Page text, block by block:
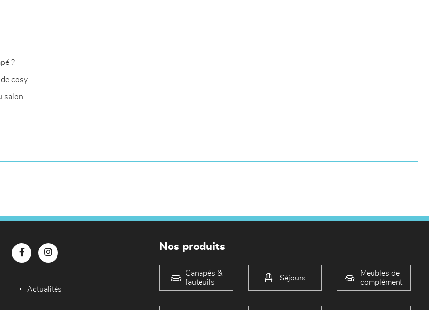
?
cosy
salon
Actualités
Nos produits
Canapés &
fauteuils
Séjours
Meubles de
complément